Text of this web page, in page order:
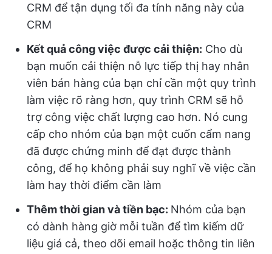
CRM để tận dụng tối đa tính năng này của
CRM
Kết quả công việc được cải thiện: Cho dù
bạn muốn cải thiện nỗ lực tiếp thị hay nhân
viên bán hàng của bạn chỉ cần một quy trình
làm việc rõ ràng hơn, quy trình CRM sẽ hỗ
trợ công việc chất lượng cao hơn. Nó cung
cấp cho nhóm của bạn một cuốn cẩm nang
đã được chứng minh để đạt được thành
công, để họ không phải suy nghĩ về việc cần
làm hay thời điểm cần làm
Thêm thời gian và tiền bạc: Nhóm của bạn
có dành hàng giờ mỗi tuần để tìm kiếm dữ
liệu giá cả, theo dõi email hoặc thông tin liên